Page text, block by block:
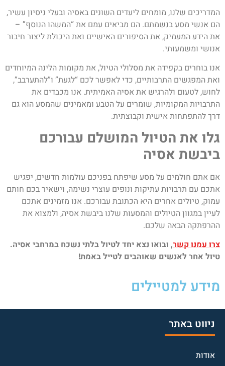
המדריכים שלנו, מומחים ליעדים השונים באסיה ובעלי ניסיון עשיר,
הם אנשי מסע בנשמתם. הם מביאים עמם את “המשהו הנוסף” –
את הידע המעמיק, את הסיפורים האישיים ואת היכולת ליצור חיבור
אנושי ומשמעותי.
אנו בוחרים בקפידה את מסלולי הטיול, את מקומות הלינה המיוחדים
ואת המפגשים התרבותיים, כדי לאפשר לכם “לגעת” ו”להתערבב”,
לחוש, לטעום ולהרגיש את אסיה האמיתית. אנו מכבדים את
התרבויות המקומיות, שומרים על הטבע ומאמינים שהמסע הוא גם
דרך להתפתחות אישית וקבוצתית.
גלו את הטיול המושלם עבורכם
ביבשת אסיה
אם אתם חולמים על מסע שיפתח בפניכם עולמות חדשים, יפגיש
אתכם עם תרבויות עתיקות ונופים עוצרי נשימה, וישאיר בכם חותם
עמוק, טיולים אחרים היא הכתובת עבורכם. אנו מזמינים אתכם
לעיין במגוון הטיולים והמסעות שלנו ביבשת אסיה, ולמצוא את
ההרפתקה הבאה שלכם.
צרו עמנו קשר, ובואו נצא יחד לטיול בלתי נשכח במרחבי אסיה.
טיול אחר לאנשים שאוהבים לטייל באמת!
מידע למטיילים
ניווט באתר
אודות